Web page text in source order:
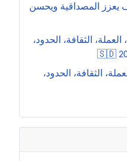
المصداقية ويحسن
الثقافة، الحدود،
الثقافة، الحدود،